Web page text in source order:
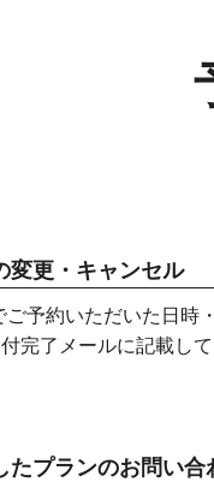
変更・キャンセル
ご予約いただいた日時
完了メールに記載し
たプランのお問い合